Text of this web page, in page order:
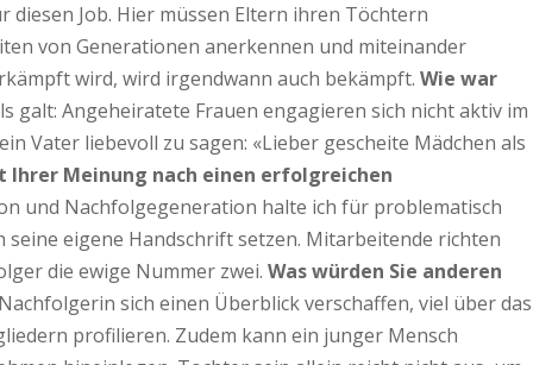
Job. Hier müssen Eltern ihren Töchtern
von Generationen anerkennen und miteinander
wird, wird irgendwann auch bekämpft. Wie war
galt: Angeheiratete Frauen engagieren sich nicht aktiv im
Vater liebevoll zu sagen: «Lieber gescheite Mädchen als
Ihrer Meinung nach einen erfolgreichen
und Nachfolgegeneration halte ich für problematisch
eigene Handschrift setzen. Mitarbeitende richten
die ewige Nummer zwei. Was würden Sie anderen
sich einen Überblick verschaffen, viel über das
profilieren. Zudem kann ein junger Mensch